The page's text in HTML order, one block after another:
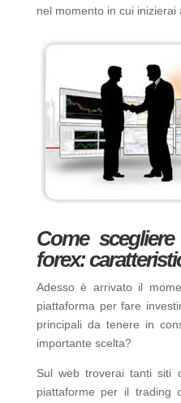
nel momento in cui inizierai
Come
forex:
Adesso è arrivato il
piattaforma per fare
principali da tenere in
importante scelta?
Sul web troverai tanti siti
piattaforme per il trading